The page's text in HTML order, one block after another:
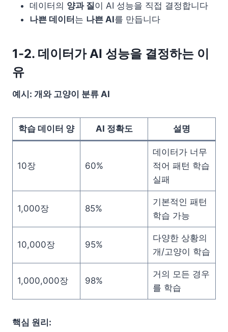
데이터의 양과 질이 AI 성능을 직접 결정합니다
나쁜 데이터 는 나쁜 AI를 만듭니다
1-2. 데이터가 AI 성능을 결정하는 이
유
예시: 개와 고양이 분류 AI
학습 데이터 양 AI 정확도 설명
10장 60%
데이터가 너무
적어 패턴 학습
실패
1,000장 85%
기본적인 패턴
학습 가능
10,000장 95%
다양한 상황의
개/고양이 학습
1,000,000장 98%
거의 모든 경우
를 학습
핵심 원리: